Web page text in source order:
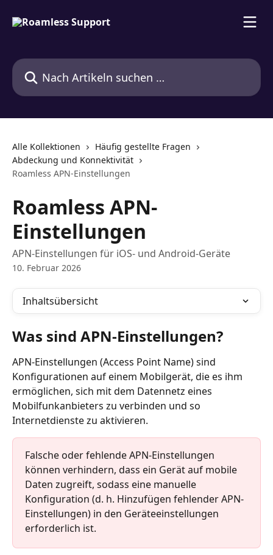
Nach Artikeln suchen …
Alle Kollektionen
Häufig gestellte Fragen
Abdeckung und Konnektivität
Roamless APN-Einstellungen
Roamless APN-
Einstellungen
APN-Einstellungen für iOS- und Android-Geräte
10. Februar 2026
Inhaltsübersicht
Was sind APN-Einstellungen?
APN-Einstellungen (Access Point Name) sind
Konfigurationen auf einem Mobilgerät, die es ihm
ermöglichen, sich mit dem Datennetz eines
Mobilfunkanbieters zu verbinden und so
Internetdienste zu aktivieren.
Falsche oder fehlende APN-Einstellungen
können verhindern, dass ein Gerät auf mobile
Daten zugreift, sodass eine manuelle
Konfiguration (d. h. Hinzufügen fehlender APN-
Einstellungen) in den Geräteeinstellungen
erforderlich ist.